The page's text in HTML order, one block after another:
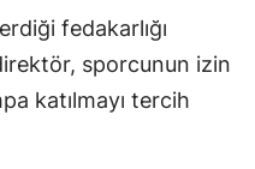
fedakarlığı
sporcunun izin
katılmayı tercih